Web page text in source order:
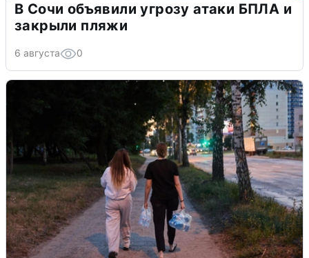
В Сочи объявили угрозу атаки БПЛА и
закрыли пляжи
6 августа 0